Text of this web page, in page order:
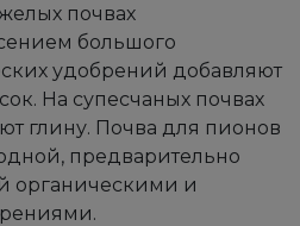
почвах
большого
удобрений добавляют
На супесчаных почвах
глину. Почва для пионов
предварительно
органическими и